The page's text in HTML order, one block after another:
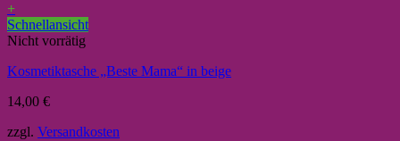
+
Schnellansicht
Nicht vorrätig
Kosmetiktasche „Beste Mama“ in beige
14,00 €
zzgl. Versandkosten